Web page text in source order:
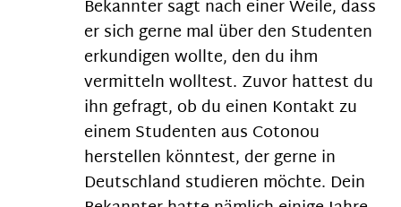
Bekannter sagt nach einer Weile, dass
er sich gerne mal über den Studenten
erkundigen wollte, den du ihm
vermitteln wolltest. Zuvor hattest du
ihn gefragt, ob du einen Kontakt zu
einem Studenten aus Cotonou
herstellen könntest, der gerne in
Deutschland studieren möchte. Dein